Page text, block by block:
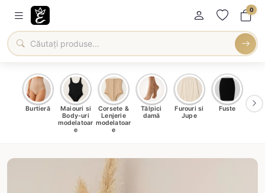
0
Burtieră
Maiouri si
Body-uri
modelatoar
e
Corsete &
Lenjerie
modelatoar
e
Tălpici
damă
Furouri si
Jupe
Fuste